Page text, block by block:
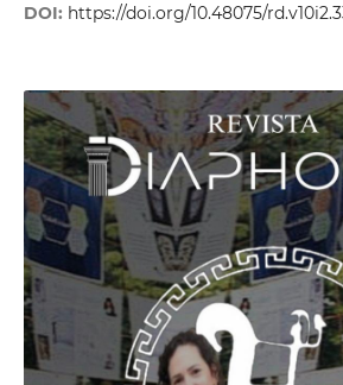
DOI: https://doi.org/10.48075/